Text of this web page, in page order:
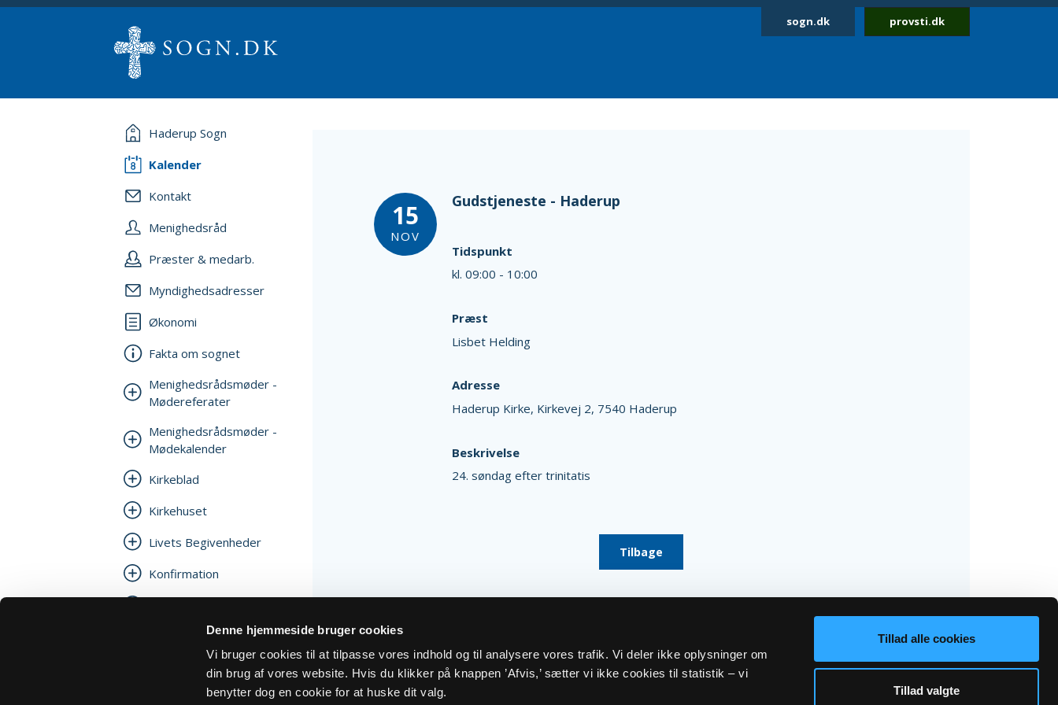
Denne hjemmeside bruger cookies
Vi bruger cookies til at tilpasse vores indhold og til analysere vores trafik. Vi deler ikke oplysninger om
din brug af vores website. Hvis du klikker på knappen ’Afvis,’ sætter vi ikke cookies til statistik – vi
benytter dog en cookie for at huske dit valg.
Tillad alle cookies
Tillad valgte
sogn.dk provsti.dk
Haderup Sogn
Kalender
Kontakt
Menighedsråd
Præster & medarb.
Myndighedsadresser
Økonomi
Fakta om sognet
Menighedsrådsmøder -
Mødereferater
Menighedsrådsmøder -
Mødekalender
Kirkeblad
Kirkehuset
Livets Begivenheder
Konfirmation
Links og genveje
Personalepolitik
15
NOV
Gudstjeneste - Haderup
Tidspunkt
kl. 09:00 - 10:00
Præst
Lisbet Helding
Adresse
Haderup Kirke, Kirkevej 2, 7540 Haderup
Beskrivelse
24. søndag efter trinitatis
Tilbage